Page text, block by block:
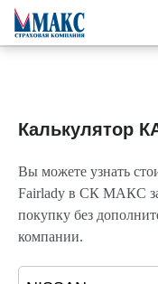
Калькулятор
Вы можете узнать
Fairlady в СК МАКС
покупку без
компании.